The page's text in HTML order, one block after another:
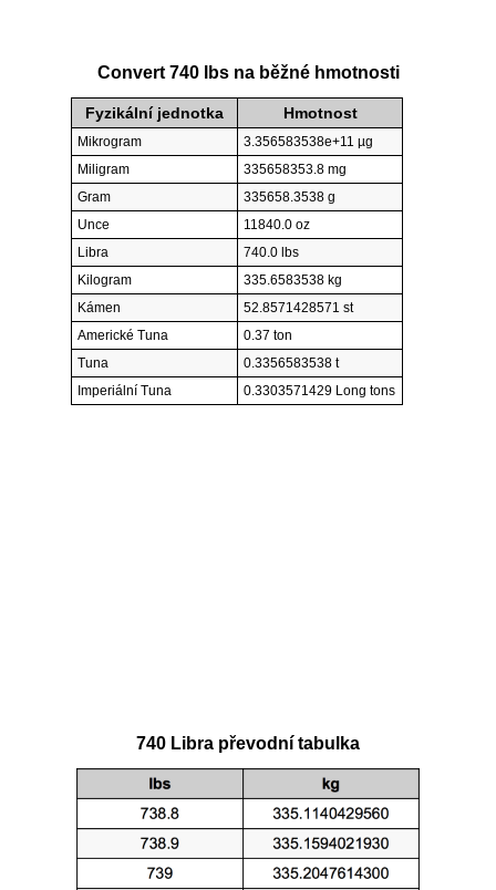
Convert 740 lbs na běžné hmotnosti
Fyzikální jednotka Hmotnost
Mikrogram
3.356583538e+11 µg
Miligram
335658353.8 mg
Gram
335658.3538 g
Unce
11840.0 oz
Libra
740.0 lbs
Kilogram
335.6583538 kg
Kámen
52.8571428571 st
Americké Tuna
0.37 ton
Tuna
0.3356583538 t
Imperiální Tuna
0.3303571429 Long tons
740 Libra převodní tabulka